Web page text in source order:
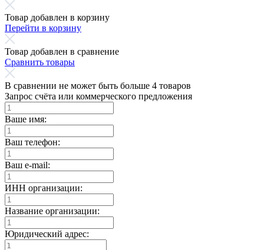
Товар добавлен в корзину
Перейти в корзину
Товар добавлен в сравнение
Сравнить товары
В сравнении не может быть больше 4 товаров
Запрос счёта или коммерческого предложения
Ваше имя:
Ваш телефон:
Ваш e-mail:
ИНН организации:
Название организации:
Юридический адрес: